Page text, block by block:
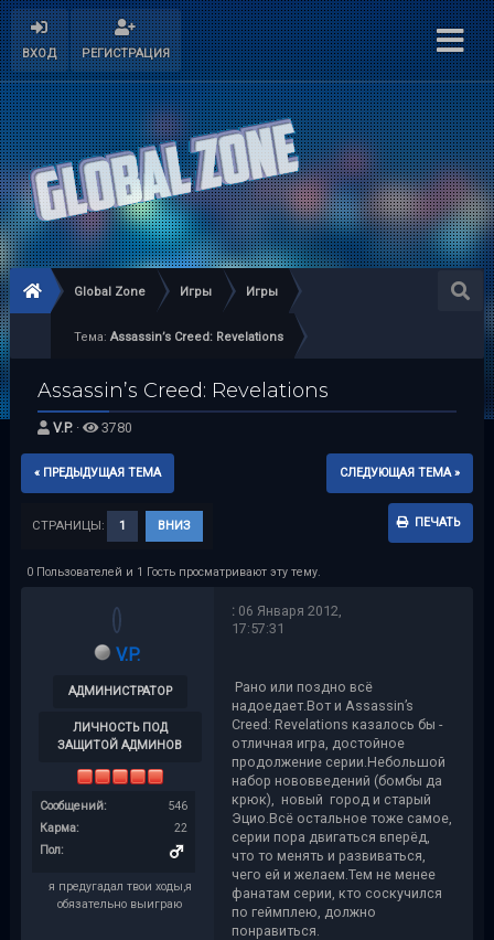
ВХОД РЕГИСТРАЦИЯ
Global Zone Игры Игры
Тема:Assassin’s Creed: Revelations
Assassin’s Creed: Revelations
V.P.· 3780
« ПРЕДЫДУЩАЯ ТЕМА СЛЕДУЮЩАЯ ТЕМА »
ПЕЧАТЬ
СТРАНИЦЫ: 1 ВНИЗ
0 Пользователей и 1 Гость просматривают эту тему.
V.P.
АДМИНИСТРАТОР
ЛИЧНОСТЬ ПОД
ЗАЩИТОЙ АДМИНОВ
Сообщений:
546
Карма:
22
Пол:
я предугадал твои ходы,я
обязательно выиграю
:06 Января 2012,
17:57:31
Рано или поздно всё
надоедает.Вот и Assassin’s
Creed: Revelations казалось бы -
отличная игра, достойное
продолжение серии.Небольшой
набор нововведений (бомбы да
крюк), новый город и старый
Эцио.Всё остальное тоже самое,
серии пора двигаться вперёд,
что то менять и развиваться,
чего ей и желаем.Тем не менее
фанатам серии, кто соскучился
по геймплею, должно
понравиться.